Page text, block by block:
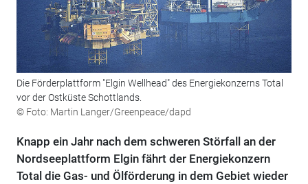
Die Förderplattform "Elgin Wellhead" des Energiekonzerns Total
vor der Ostküste Schottlands.
© Foto: Martin Langer/Greenpeace/dapd
Knapp ein Jahr nach dem schweren Störfall an der
Nordseeplattform Elgin fährt der Energiekonzern
Total die Gas- und Ölförderung in dem Gebiet wieder